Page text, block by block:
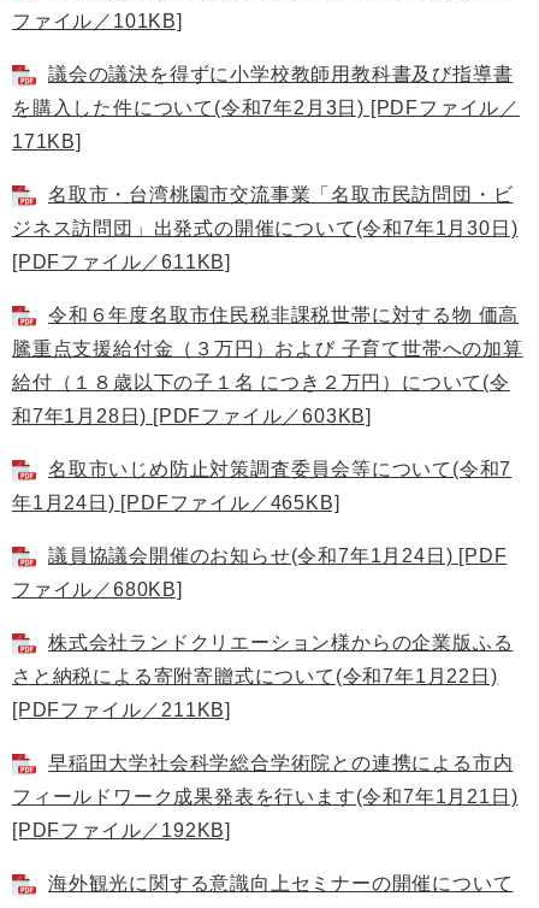
ファイル／101KB]
議会の議決を得ずに小学校教師用教科書及び指導書
を購入した件について(令和7年2月3日) [PDFファイル／
171KB]
名取市・台湾桃園市交流事業「名取市民訪問団・ビ
ジネス訪問団」出発式の開催について(令和7年1月30日)
[PDFファイル／611KB]
令和６年度名取市住民税非課税世帯に対する物 価高
騰重点支援給付金（３万円）および 子育て世帯への加算
給付（１８歳以下の子１名 につき２万円）について(令
和7年1月28日) [PDFファイル／603KB]
名取市いじめ防止対策調査委員会等について(令和7
年1月24日) [PDFファイル／465KB]
議員協議会開催のお知らせ(令和7年1月24日) [PDF
ファイル／680KB]
株式会社ランドクリエーション様からの企業版ふる
さと納税による寄附寄贈式について(令和7年1月22日)
[PDFファイル／211KB]
早稲田大学社会科学総合学術院との連携による市内
フィールドワーク成果発表を行います(令和7年1月21日)
[PDFファイル／192KB]
海外観光に関する意識向上セミナーの開催について